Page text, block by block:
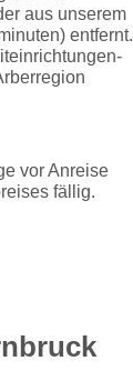
aus unserem
entfernt.
vor Anreise
fällig.